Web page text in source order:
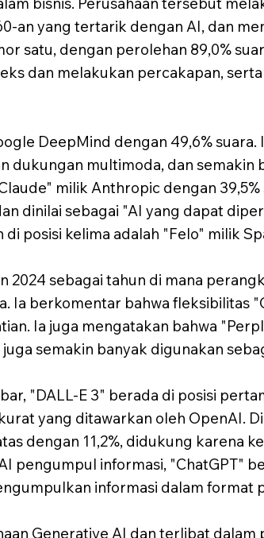
an yang tertarik dengan AI, dan
satu, dengan perolehan 89,0%
dan melakukan percakapan,
DeepMind dengan 49,6%
dukungan multimoda, dan
milik Anthropic dengan
dinilai sebagai "AI yang dapat
posisi kelima adalah "Felo" milik
2024 sebagai tahun di mana
Ia berkomentar bahwa fleksibilitas
Ia juga mengatakan bahwa
semakin banyak digunakan
"DALL-E 3" berada di posisi
yang ditawarkan oleh OpenAI.
dengan 11,2%, didukung karena
pengumpul informasi, "ChatGPT"
informasi dalam format
Generative AI dan terlibat